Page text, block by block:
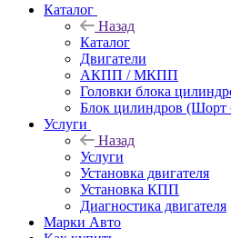
Каталог
Назад
Каталог
Двигатели
АКПП / МКПП
Головки блока
Блок цилиндров (Шорт
Услуги
Назад
Услуги
Установка двигателя
Установка КПП
Диагностика двигателя
Марки Авто